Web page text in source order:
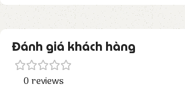
Đánh giá khách hàng
0 reviews